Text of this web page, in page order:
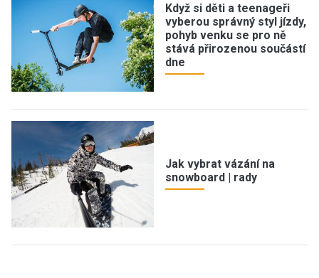
Když si děti a teenageři
vyberou správný styl jízdy,
pohyb venku se pro ně
stává přirozenou součástí
dne
Jak vybrat vázání na
snowboard | rady